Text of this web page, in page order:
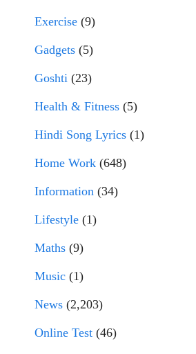
Exercise (9)
Gadgets (5)
Goshti (23)
Health & Fitness (5)
Hindi Song Lyrics (1)
Home Work (648)
Information (34)
Lifestyle (1)
Maths (9)
Music (1)
News (2,203)
Online Test (46)